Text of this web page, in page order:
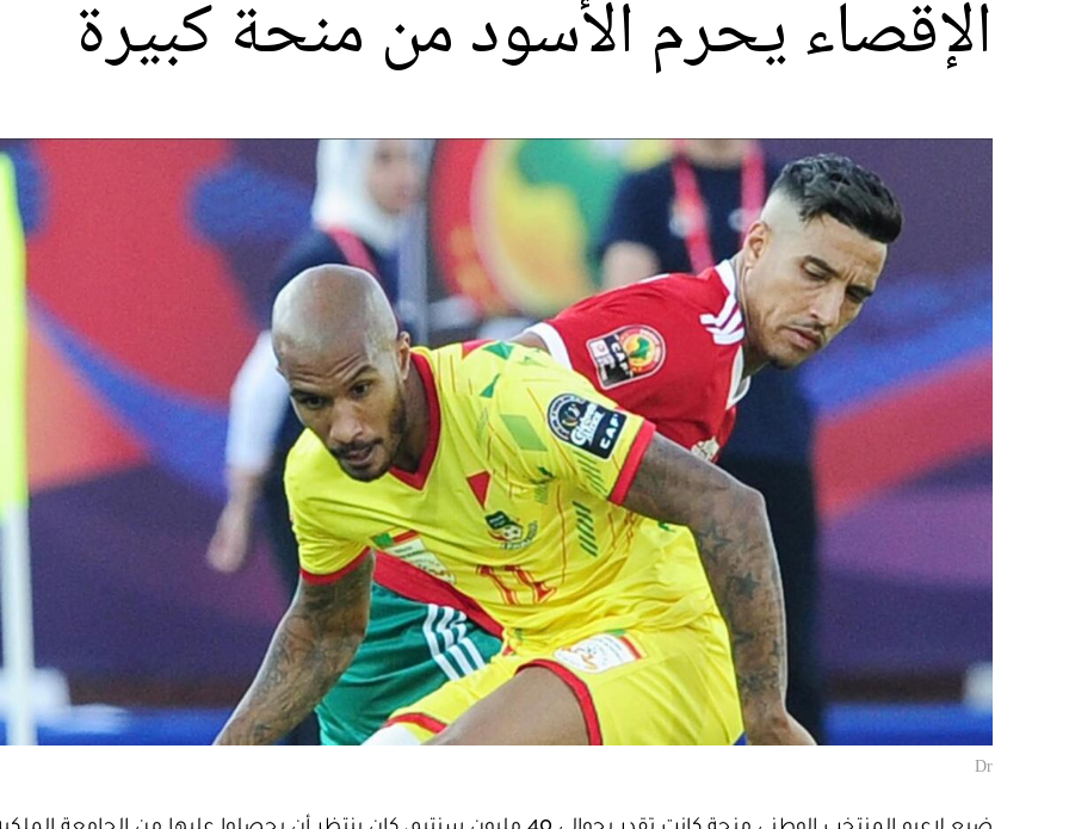
الإقصاء يحرم الأسود من منحة كبيرة
Dr
ضيع لاعبو المنتخب الوطني منحة كانت تقدر بحوالي 40 مليون سنتيم، كان ينتظر أن يحصلوا عليها من الجامعة